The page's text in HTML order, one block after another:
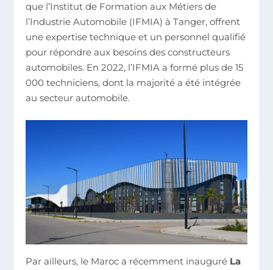
que l’Institut de Formation aux Métiers de
l’Industrie Automobile (IFMIA) à Tanger, offrent
une expertise technique et un personnel qualifié
pour répondre aux besoins des constructeurs
automobiles. En 2022, l’IFMIA a formé plus de 15
000 techniciens, dont la majorité a été intégrée
au secteur automobile.
Par ailleurs, le Maroc a récemment inauguré La